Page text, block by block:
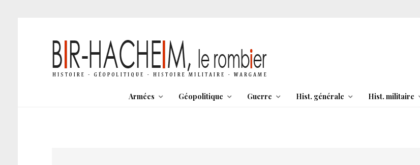
Armées Géopolitique Guerre Hist. générale Hist. militaire